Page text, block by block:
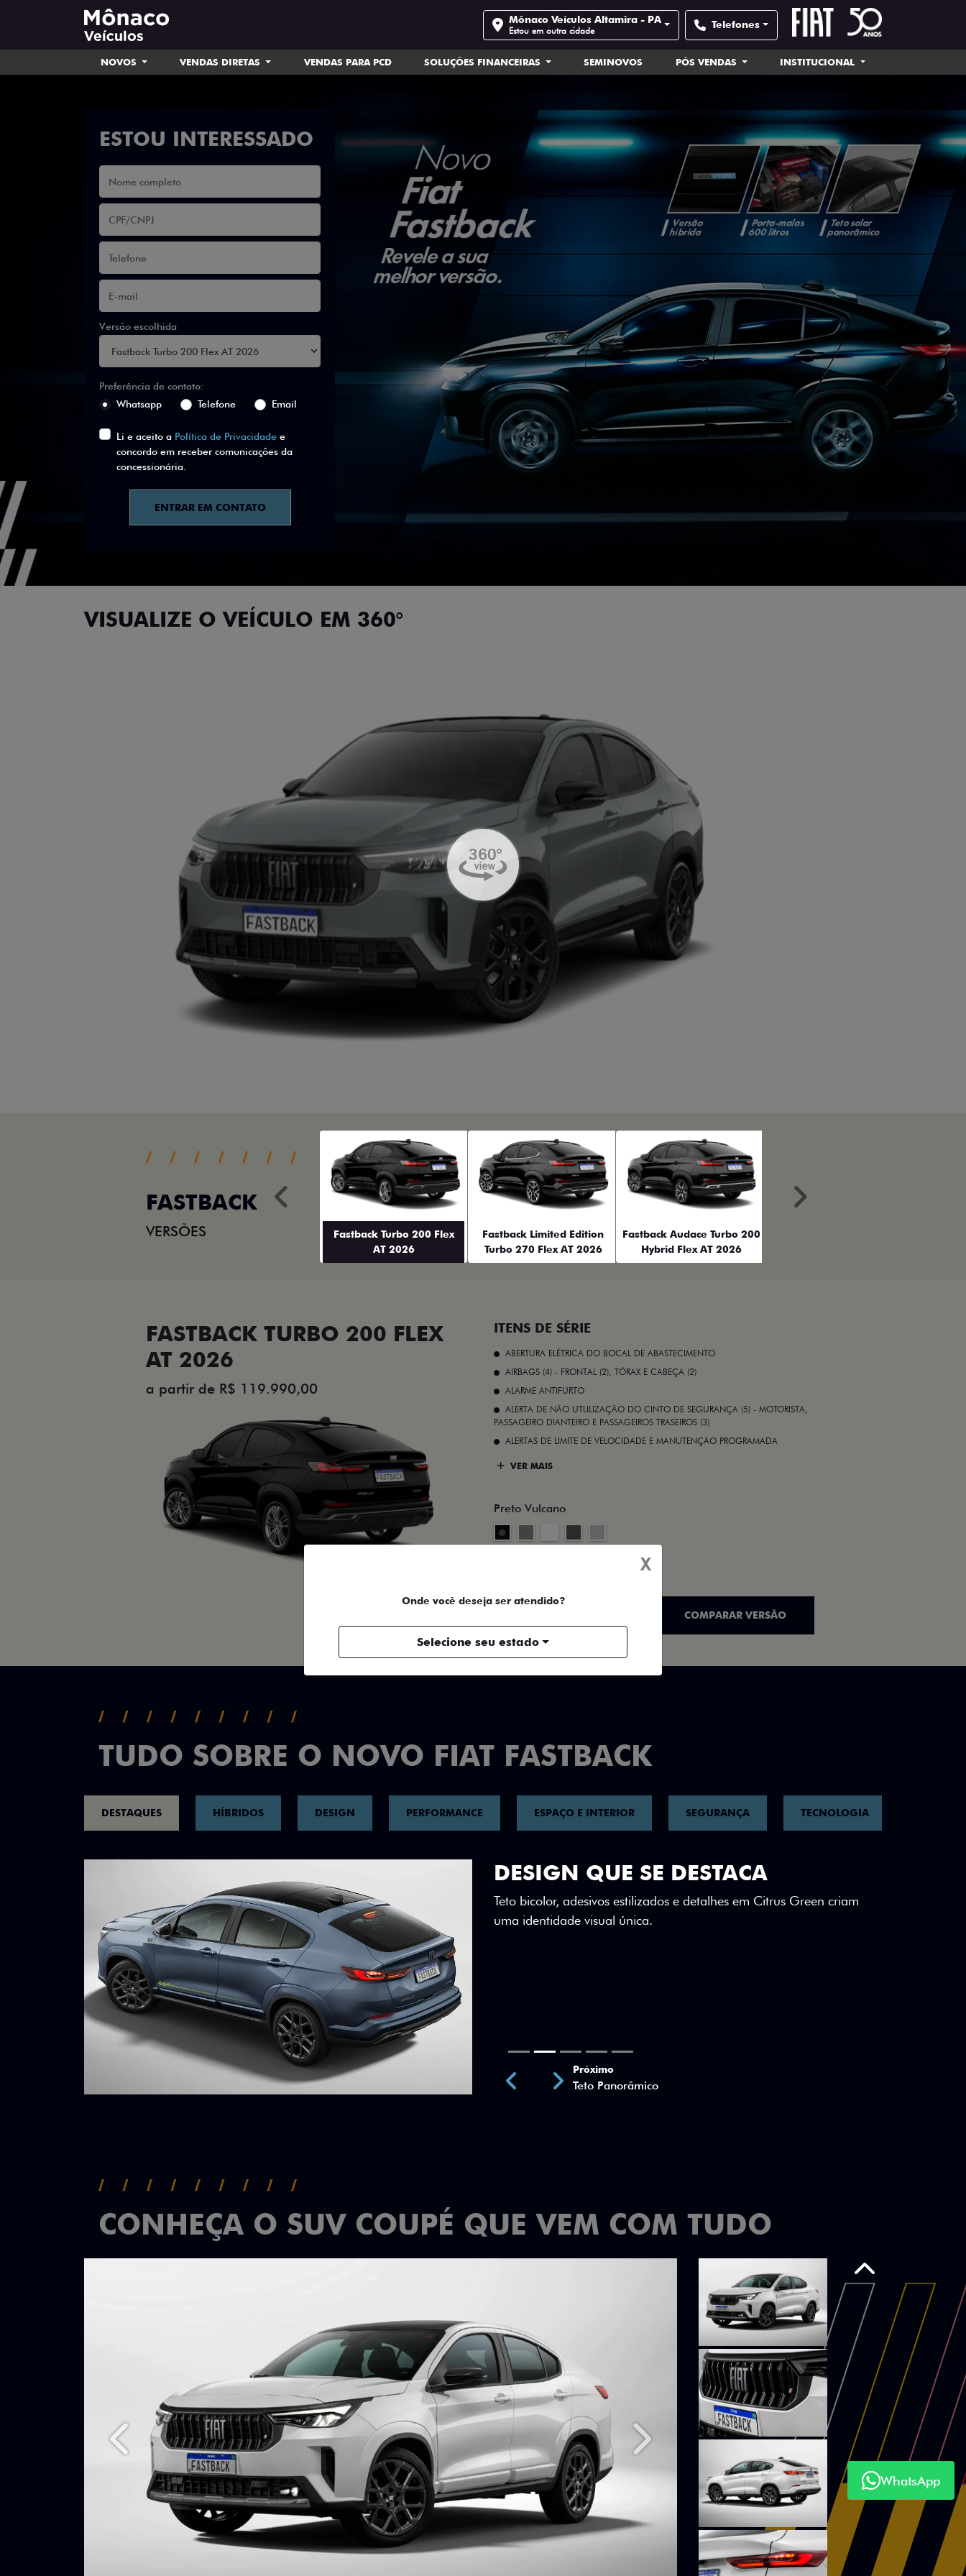
Mônaco Veículos Altamira - PA
Estou em outra cidade Telefones
NOVOS VENDAS DIRETAS VENDAS PARA PCD SOLUÇÕES FINANCEIRAS SEMINOVOS PÓS VENDAS INSTITUCIONAL
ESTOU INTERESSADO
Versão escolhida
Preferência de contato:
Whatsapp
Telefone Email
Li e aceito a Política de Privacidade e
concordo em receber comunicações da
concessionária.
ENTRAR EM CONTATO
VISUALIZE O VEÍCULO EM 360°
FASTBACK
VERSÕES
Fastback Turbo 200 Flex
AT 2026
Fastback Limited Edition
Turbo 270 Flex AT 2026
Fastback Audace Turbo 200
Hybrid Flex AT 2026
Anterior Próximo
FASTBACK TURBO 200 FLEX
AT 2026
a partir de R$ 119.990,00
ITENS DE SÉRIE
ABERTURA ELÉTRICA DO BOCAL DE ABASTECIMENTO
AIRBAGS (4) - FRONTAL (2), TÓRAX E CABEÇA (2)
ALARME ANTIFURTO
ALERTA DE NÃO UTLILIZAÇÃO DO CINTO DE SEGURANÇA (5) - MOTORISTA,
PASSAGEIRO DIANTEIRO E PASSAGEIROS TRASEIROS (3)
ALERTAS DE LIMITE DE VELOCIDADE E MANUTENÇÃO PROGRAMADA
VER MAIS
Preto Vulcano
COMPARAR VERSÃO
TUDO SOBRE O NOVO FIAT FASTBACK
DESTAQUES HÍBRIDOS DESIGN PERFORMANCE ESPAÇO E INTERIOR SEGURANÇA TECNOLOGIA
DESIGN QUE SE DESTACA
Teto bicolor, adesivos estilizados e detalhes em Citrus Green criam
uma identidade visual única.
Próximo
Teto Panorâmico
PreviousNext
CONHEÇA O SUV COUPÉ QUE VEM COM TUDO
Anterior Próximo
Anterior
WhatsApp
X
Onde você deseja ser atendido?
Selecione seu estado